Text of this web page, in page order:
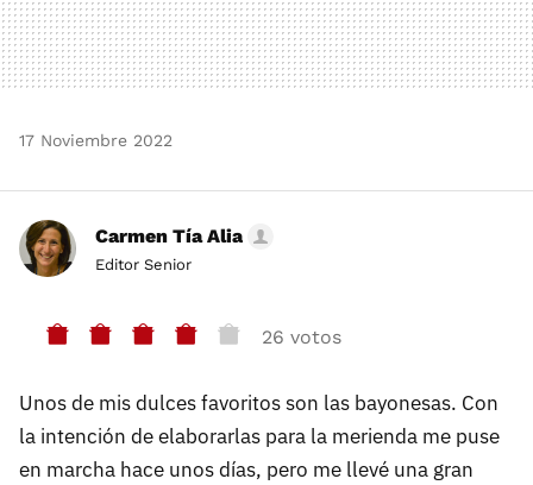
17 Noviembre 2022
Carmen Tía Alia
Editor Senior
26 votos
Unos de mis dulces favoritos son las bayonesas. Con
la intención de elaborarlas para la merienda me puse
en marcha hace unos días, pero me llevé una gran